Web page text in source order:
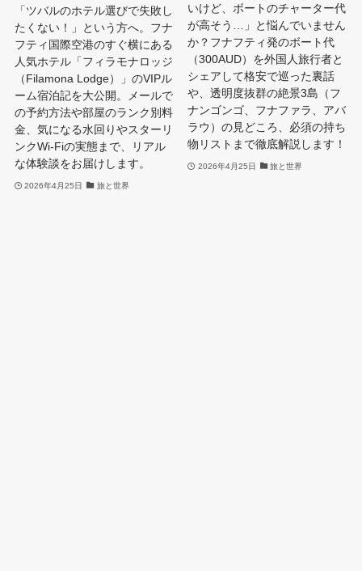
「ツバルのホテル選びで失敗し
たくない！」という方へ。フナ
フティ国際空港のすぐ横にある
人気ホテル「フィラモナロッジ
（Filamona Lodge）」のVIPル
ーム宿泊記を大公開。メールで
の予約方法や部屋のランク別料
金、気になる水回りやスターリ
ンクWi-Fiの実態まで、リアル
な体験談をお届けします。
2026年4月25日 旅と世界
いけど、ボートのチャーター代
が高そう…」と悩んでいません
か？フナフティ発のボート代
（300AUD）を外国人旅行者と
シェアして格安で巡った裏話
や、透明度抜群の絶景3島（フ
ナンゴンゴ、フナファラ、アバ
ラウ）の見どころ、必須の持ち
物リストまで徹底解説します！
2026年4月25日 旅と世界